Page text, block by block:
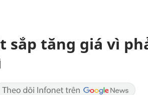
sắp tăng giá vì